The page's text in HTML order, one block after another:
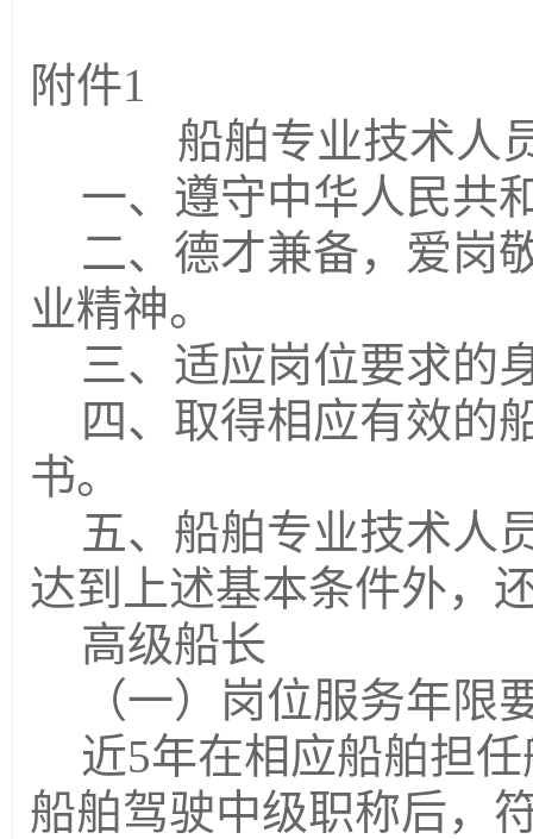
附件1
船舶专业技术人
一、遵守中华人民共
二、德才兼备，爱岗
业精神。
三、适应岗位要求的
四、取得相应有效的
书。
五、船舶专业技术人
达到上述基本条件外，
高级船长
（一）岗位服务年限
近5年在相应船舶担
船舶驾驶中级职称后，